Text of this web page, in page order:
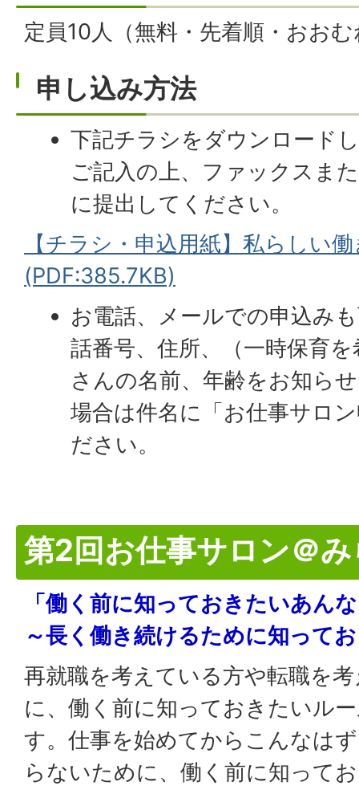
定員10人（無料・先着順・おお
申し込み方法
下記チラシをダウンロード
ご記入の上、ファックスま
に提出してください。
【チラシ・申込用紙】私らしい
(PDF:385.7KB)
お電話、メールでの申込み
話番号、住所、（一時保育
さんの名前、年齢をお知ら
場合は件名に「お仕事サロ
ださい。
第2回お仕事サロン＠
「働く前に知っておきたいあん
～長く働き続けるために知って
再就職を考えている方や転職を
に、働く前に知っておきたいル
す。仕事を始めてからこんなは
らないために、働く前に知って